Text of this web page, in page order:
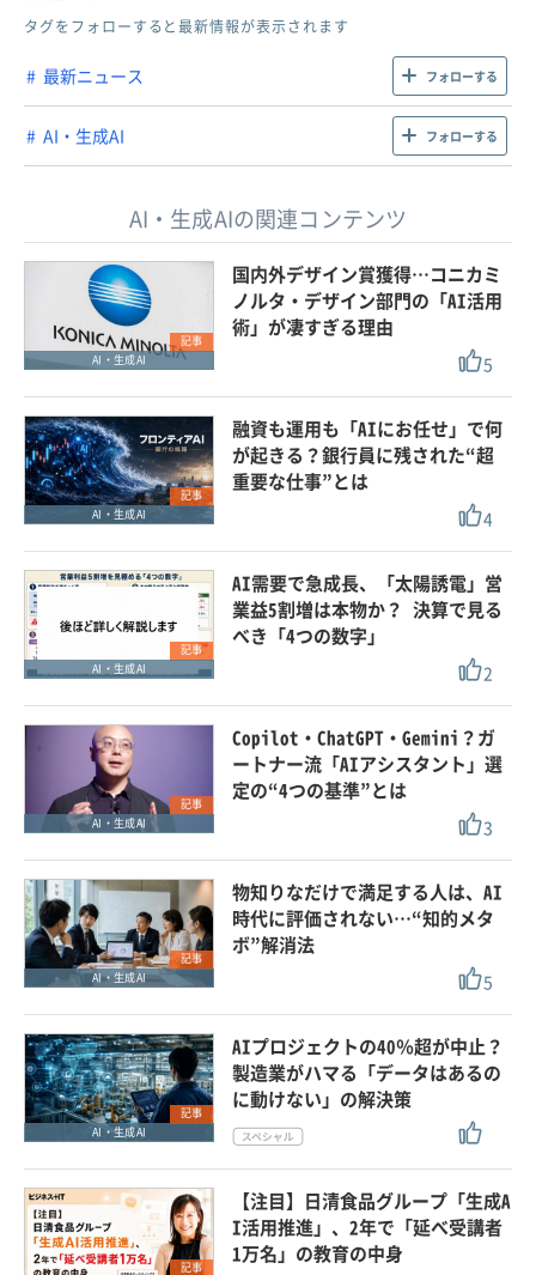
タグをフォローすると最新情報が表示されます
最新ニュース フォローする
AI・生成AI フォローする
AI・生成AIの関連コンテンツ
記事
AI・生成AI
国内外デザイン賞獲得…コニカミ
ノルタ・デザイン部門の「AI活用
術」が凄すぎる理由
5
記事
AI・生成AI
融資も運用も「AIにお任せ」で何
が起きる？銀行員に残された“超
重要な仕事”とは
4
記事
AI・生成AI
AI需要で急成長、「太陽誘電」営
業益5割増は本物か？ 決算で見る
べき「4つの数字」
2
記事
AI・生成AI
Copilot・ChatGPT・Gemini？ガ
ートナー流「AIアシスタント」選
定の“4つの基準”とは
3
記事
AI・生成AI
物知りなだけで満足する人は、AI
時代に評価されない…“知的メタ
ボ”解消法
5
記事
AI・生成AI
AIプロジェクトの40％超が中止？
製造業がハマる「データはあるの
に動けない」の解決策
記事
【注目】日清食品グループ「生成A
I活用推進」、2年で「延べ受講者
1万名」の教育の中身